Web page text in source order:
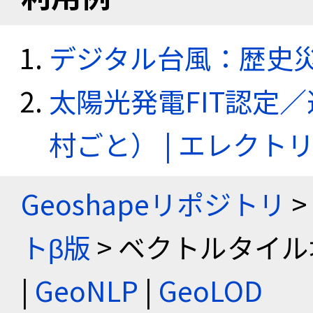
デジタル台風：歴史
太陽光発電FIT認定
村ごと） | エレクト
Geoshapeリポジトリ >
トβ版 > ベクトルタイ
| GeoNLP | GeoLOD